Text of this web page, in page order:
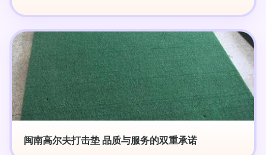
闽南高尔夫打击垫 品质与服务的双重承诺